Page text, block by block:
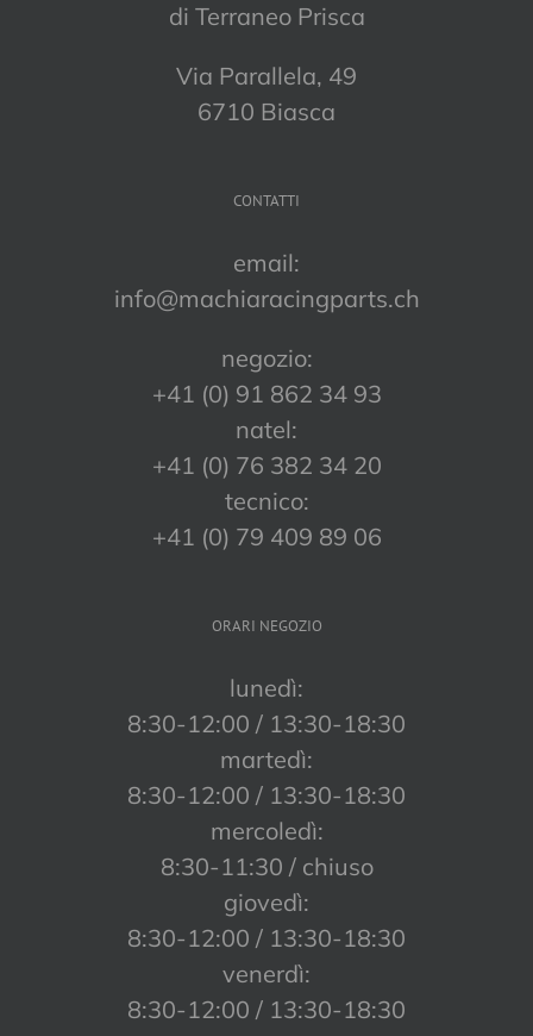
di Terraneo Prisca
Via Parallela, 49
6710 Biasca
CONTATTI
email:
info@machiaracingparts.ch
negozio:
+41 (0) 91 862 34 93
natel:
+41 (0) 76 382 34 20
tecnico:
+41 (0) 79 409 89 06
ORARI NEGOZIO
lunedì:
8:30-12:00 / 13:30-18:30
martedì:
8:30-12:00 / 13:30-18:30
mercoledì:
8:30-11:30 / chiuso
giovedì:
8:30-12:00 / 13:30-18:30
venerdì:
8:30-12:00 / 13:30-18:30